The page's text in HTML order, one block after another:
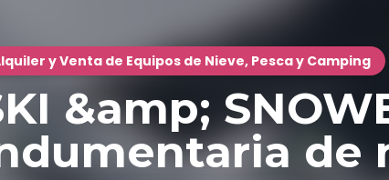
y Venta de Equipos de Nieve, Pesca y Camping
&amp;
de